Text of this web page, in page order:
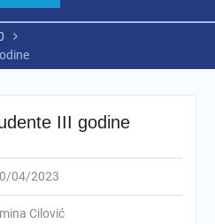
III godine
04/2023
Cilović